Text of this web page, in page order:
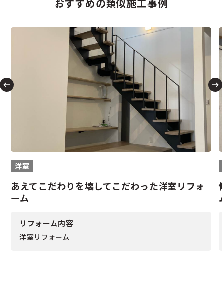
おすすめの類似施工事例
洋室
あえてこだわりを壊してこだわった洋室リフォ
ーム
リフォーム内容
洋室リフォーム